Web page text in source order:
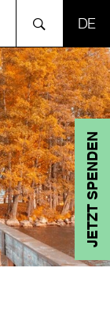
JETZT SPENDEN